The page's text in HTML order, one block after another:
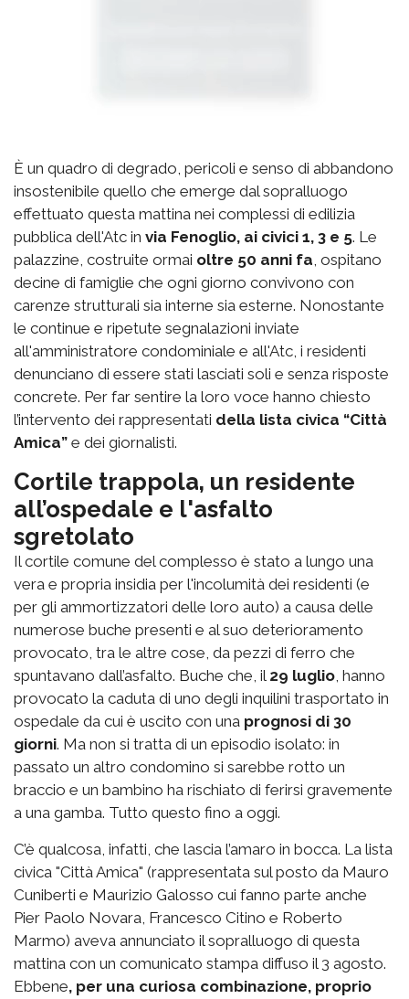
È un quadro di degrado, pericoli e senso di abbandono
insostenibile quello che emerge dal sopralluogo
effettuato questa mattina nei complessi di edilizia
pubblica dell'Atc in via Fenoglio, ai civici 1, 3 e 5. Le
palazzine, costruite ormai oltre 50 anni fa, ospitano
decine di famiglie che ogni giorno convivono con
carenze strutturali sia interne sia esterne. Nonostante
le continue e ripetute segnalazioni inviate
all'amministratore condominiale e all'Atc, i residenti
denunciano di essere stati lasciati soli e senza risposte
concrete. Per far sentire la loro voce hanno chiesto
l’intervento dei rappresentati della lista civica “Città
Amica” e dei giornalisti.
Cortile trappola, un residente
all’ospedale e l'asfalto
sgretolato
Il cortile comune del complesso è stato a lungo una
vera e propria insidia per l'incolumità dei residenti (e
per gli ammortizzatori delle loro auto) a causa delle
numerose buche presenti e al suo deterioramento
provocato, tra le altre cose, da pezzi di ferro che
spuntavano dall’asfalto. Buche che, il 29 luglio, hanno
provocato la caduta di uno degli inquilini trasportato in
ospedale da cui è uscito con una prognosi di 30
giorni. Ma non si tratta di un episodio isolato: in
passato un altro condomino si sarebbe rotto un
braccio e un bambino ha rischiato di ferirsi gravemente
a una gamba. Tutto questo fino a oggi.
C’è qualcosa, infatti, che lascia l’amaro in bocca. La lista
civica "Città Amica" (rappresentata sul posto da Mauro
Cuniberti e Maurizio Galosso cui fanno parte anche
Pier Paolo Novara, Francesco Citino e Roberto
Marmo) aveva annunciato il sopralluogo di questa
mattina con un comunicato stampa diffuso il 3 agosto.
Ebbene, per una curiosa combinazione, proprio